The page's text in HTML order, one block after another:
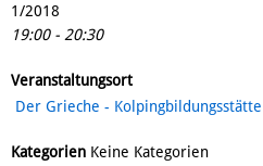
1/2018
19:00 - 20:30
Veranstaltungsort
Der Grieche - Kolpingbildungsstätte
Kategorien Keine Kategorien